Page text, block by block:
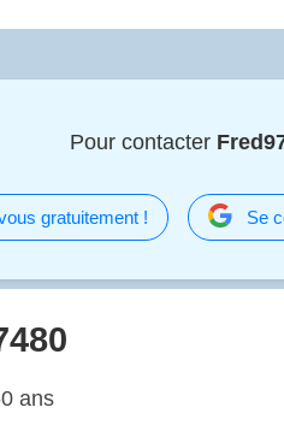
Pour contacter
gratuitement ! Se
ans